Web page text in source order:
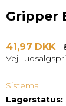
Gripper
41,97 DKK
Vejl.
Sistema
Lagerstatus: